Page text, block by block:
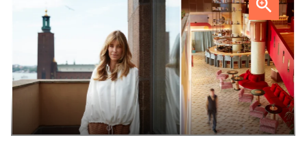
Elin Roquet